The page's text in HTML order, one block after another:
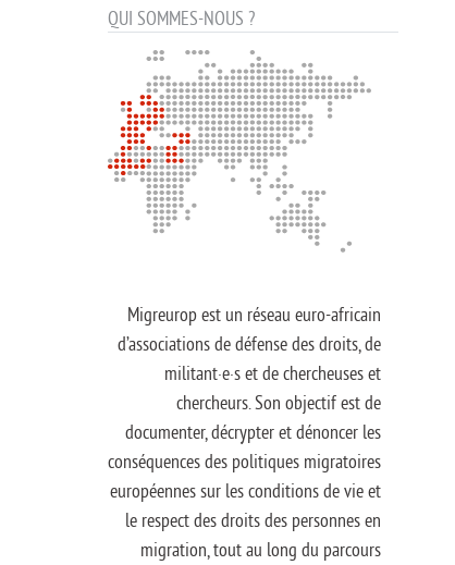
QUI SOMMES-NOUS ?
Migreurop est un réseau euro-africain
d’associations de défense des droits, de
militant·e·s et de chercheuses et
chercheurs. Son objectif est de
documenter, décrypter et dénoncer les
conséquences des politiques migratoires
européennes sur les conditions de vie et
le respect des droits des personnes en
migration, tout au long du parcours